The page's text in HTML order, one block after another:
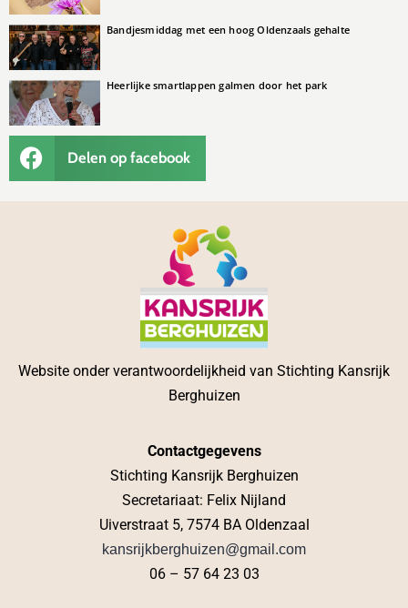
Bandjesmiddag met een hoog Oldenzaals gehalte
Heerlijke smartlappen galmen door het park
Delen op facebook
Website onder verantwoordelijkheid van Stichting Kansrijk
Berghuizen
Contactgegevens
Stichting Kansrijk Berghuizen
Secretariaat: Felix Nijland
Uiverstraat 5, 7574 BA Oldenzaal
kansrijkberghuizen@gmail.com
06 – 57 64 23 03